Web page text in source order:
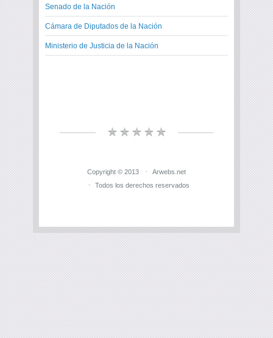
Senado de la Nación
Cámara de Diputados de la Nación
Ministerio de Justicia de la Nación
Copyright © 2013
Arwebs.net
Todos los derechos reservados